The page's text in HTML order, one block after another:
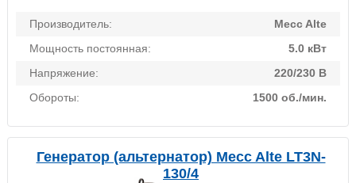
Производитель:
Mecc Alte
Мощность постоянная:
5.0 кВт
Напряжение:
220/230 В
Обороты:
1500 об./мин.
Генератор (альтернатор) Mecc Alte LT3N-
130/4